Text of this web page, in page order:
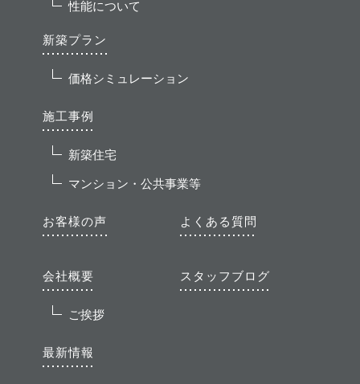
性能について
新築プラン
価格シミュレーション
施工事例
新築住宅
マンション・公共事業等
お客様の声 よくある質問
会社概要
ご挨拶
スタッフブログ
最新情報